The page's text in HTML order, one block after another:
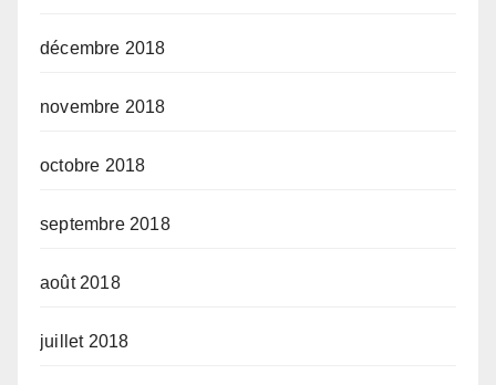
décembre 2018
novembre 2018
octobre 2018
septembre 2018
août 2018
juillet 2018